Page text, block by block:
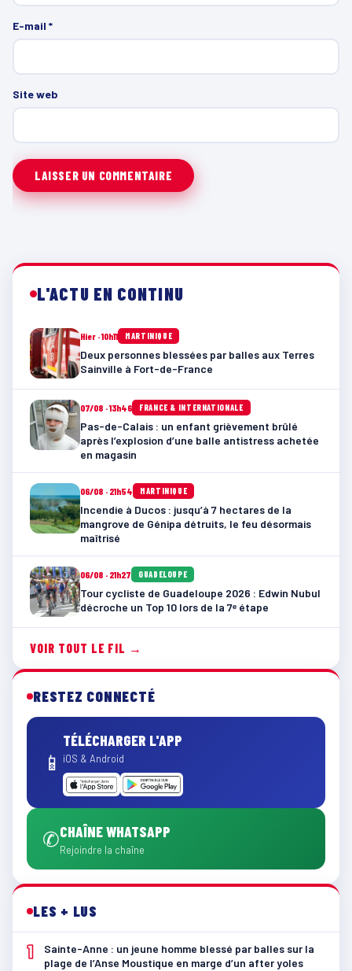
E-mail *
Site web
L'ACTU EN CONTINU
Hier · 10h11 MARTINIQUE
Deux personnes blessées par balles aux Terres
Sainville à Fort-de-France
07/08 · 13h46 FRANCE & INTERNATIONALE
Pas-de-Calais : un enfant grièvement brûlé
après l’explosion d’une balle antistress achetée
en magasin
06/08 · 21h54 MARTINIQUE
Incendie à Ducos : jusqu’à 7 hectares de la
mangrove de Génipa détruits, le feu désormais
maîtrisé
06/08 · 21h27 GUADELOUPE
Tour cycliste de Guadeloupe 2026 : Edwin Nubul
décroche un Top 10 lors de la 7ᵉ étape
VOIR TOUT LE FIL →
RESTEZ CONNECTÉ
📱
TÉLÉCHARGER L'APP
iOS & Android
✆CHAÎNE WHATSAPP
Rejoindre la chaîne
LES + LUS
1
Sainte-Anne : un jeune homme blessé par balles sur la
plage de l’Anse Moustique en marge d’un after yoles